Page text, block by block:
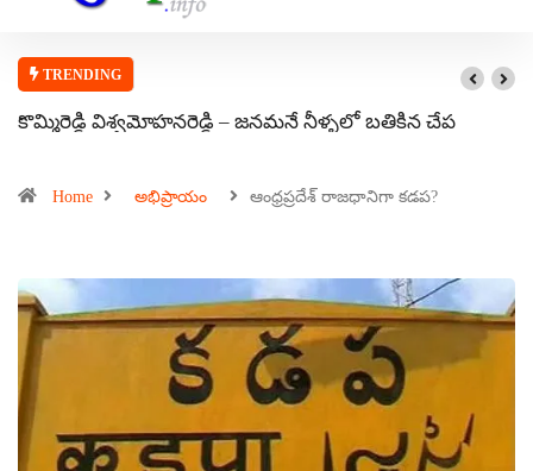
TRENDING
కొమ్మిరెడ్డి విశ్వమోహనరెడ్డి – జనమనే నీళ్ళలో బతికిన చేప
Home అభిప్రాయం ఆంధ్రప్రదేశ్ రాజధానిగా కడప?